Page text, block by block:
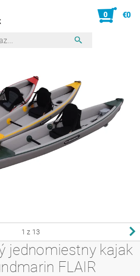
0 €0
1 z 13
jednomiestny kajak
FLAIR